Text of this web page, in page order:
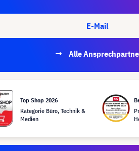
E-Mail
Alle
Top Shop 2026
Kategorie Büro, Technik &
Medien